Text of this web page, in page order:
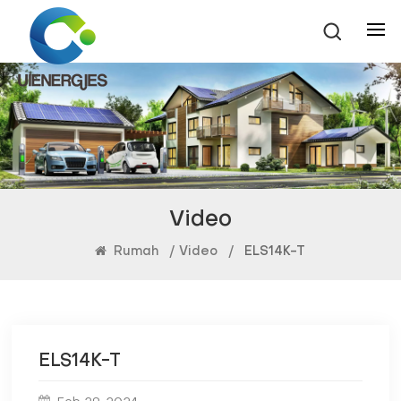
Video
Rumah / Video / ELS14K-T
ELS14K-T